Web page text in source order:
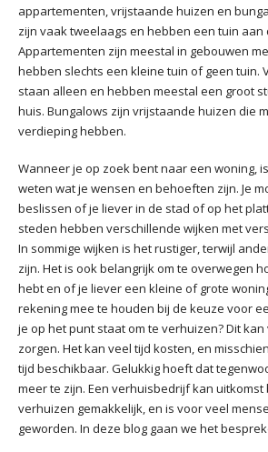
appartementen, vrijstaande huizen en
zijn vaak tweelaags en hebben een tuin aan
Appartementen zijn meestal in gebouwen
hebben slechts een kleine tuin of geen tuin.
staan alleen en hebben meestal een groot
huis. Bungalows zijn vrijstaande huizen die
verdieping hebben.
Wanneer je op zoek bent naar een woning,
weten wat je wensen en behoeften zijn. Je
beslissen of je liever in de stad of op het
steden hebben verschillende wijken met
In sommige wijken is het rustiger, terwijl
zijn. Het is ook belangrijk om te overwegen
hebt en of je liever een kleine of grote
rekening mee te houden bij de keuze voor
je op het punt staat om te verhuizen? Dit
zorgen. Het kan veel tijd kosten, en
tijd beschikbaar. Gelukkig hoeft dat
meer te zijn. Een verhuisbedrijf kan uitkomst
verhuizen gemakkelijk, en is voor veel
geworden. In deze blog gaan we het